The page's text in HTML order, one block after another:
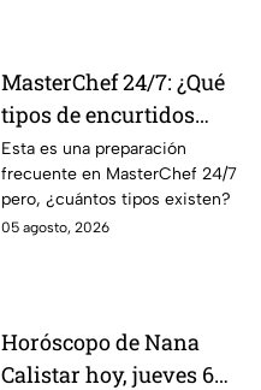
MasterChef 24/7: ¿Qué
tipos de encurtidos
hay?
Esta es una preparación
frecuente en MasterChef 24/7
pero, ¿cuántos tipos existen?
05 agosto, 2026
Horóscopo de Nana
Calistar hoy, jueves 6